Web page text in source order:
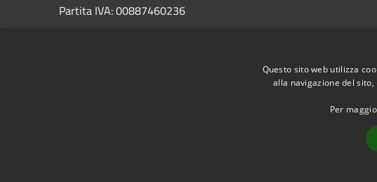
Partita IVA: 00887460236
Questo sito web utilizza
alla navigazione del
Per